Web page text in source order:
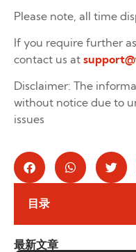
Please note, all time
If you require further
contact us at
Disclaimer: The
without notice due to
issues
目录
最新文章